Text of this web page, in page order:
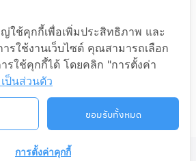
Sign in with Google
ALL RIGHTS RESERVED.
ใช้คุกกี้เพื่อเพิ่มประสิทธิภาพ และ
รใช้งานเว็บไซต์ คุณสามารถเลือก
รใช้คุกกี้ได้ โดยคลิก "การตั้งค่า
ป็นส่วนตัว
ยอมรับทั้งหมด
การตั้งค่าคุกกี้